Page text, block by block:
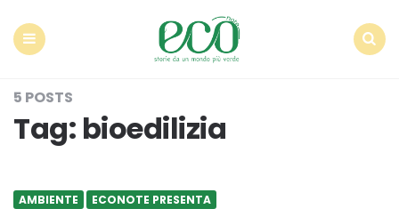
5 POSTS
Tag: bioedilizia
AMBIENTE ECONOTE PRESENTA